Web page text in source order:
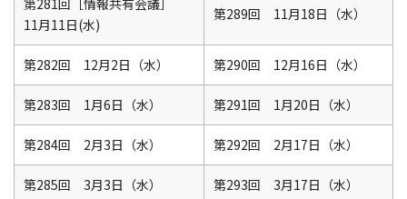
第281回［情報共有会議］
11月11日(水)
第289回 11月18日（水）
第282回 12月2日（水） 第290回 12月16日（水）
第283回 1月6日（水） 第291回 1月20日（水）
第284回 2月3日（水） 第292回 2月17日（水）
第285回 3月3日（水） 第293回 3月17日（水）